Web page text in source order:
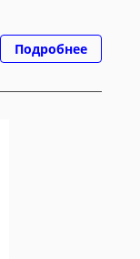
Подробнее